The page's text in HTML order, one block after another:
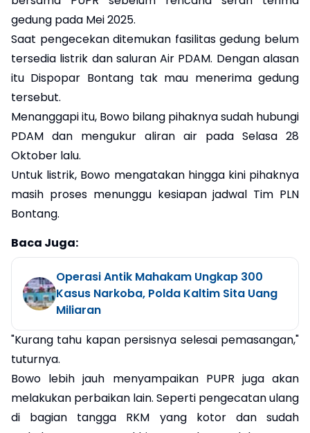
gedung pada Mei 2025.
Saat pengecekan ditemukan fasilitas gedung belum
tersedia listrik dan saluran Air PDAM. Dengan alasan
itu Dispopar Bontang tak mau menerima gedung
tersebut.
Menanggapi itu, Bowo bilang pihaknya sudah hubungi
PDAM dan mengukur aliran air pada Selasa 28
Oktober lalu.
Untuk listrik, Bowo mengatakan hingga kini pihaknya
masih proses menunggu kesiapan jadwal Tim PLN
Bontang.
Baca Juga:
Operasi Antik Mahakam Ungkap 300
Kasus Narkoba, Polda Kaltim Sita Uang
Miliaran
"Kurang tahu kapan persisnya selesai pemasangan,"
tuturnya.
Bowo lebih jauh menyampaikan PUPR juga akan
melakukan perbaikan lain. Seperti pengecatan ulang
di bagian tangga RKM yang kotor dan sudah